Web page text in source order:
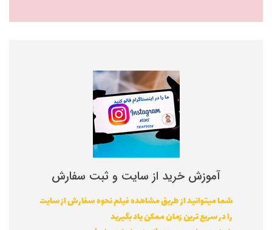
آموزش خرید از سایت و ثبت سفارش
شما میتوانید از طریق مشاهده فیلم نحوه سفارش از سایت
را در سریع ترین زمان ممکن یاد بگیرید